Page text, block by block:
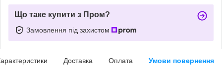
Що таке купити з Пром?
Замовлення під захистом
Доставка Оплата Умови повернення